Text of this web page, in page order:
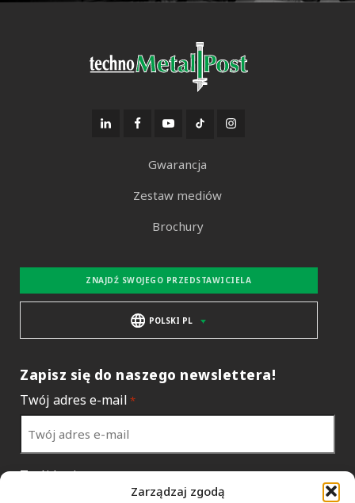
Zarządzaj zgodą
Gwarancja
Zestaw mediów
Brochury
ZNAJDŹ SWOJEGO PRZEDSTAWICIELA
POLSKI PL
Zapisz się do naszego newslettera!
Twój adres e-mail *
Twój kraj*